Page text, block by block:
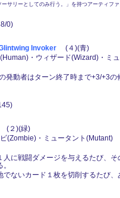
サリーとしてのみ行う。」を持つアーティファ
0)
Invoker (４)(青)
・ウィザード(Wizard)・ミ
発動者はターン終了時まで+3/+3
(２)(緑)
(Zombie)・ミュータント(Mutant)
人に戦闘ダメージを与えるたび、
でないカード１枚を切削するたび